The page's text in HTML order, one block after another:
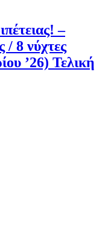
–
/ 8 νύχτες
’26) Τελική